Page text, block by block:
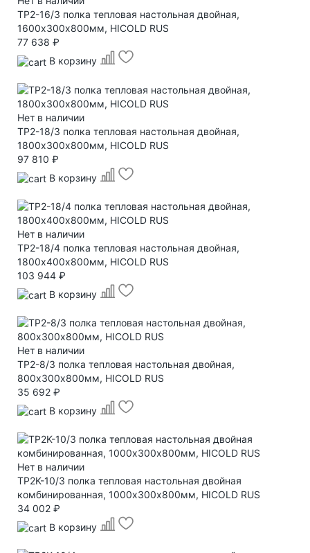
TP2-16/3 полка тепловая настольная двойная,
1600х300х800мм, HICOLD RUS
77 638 ₽
В корзину
Нет в наличии
TP2-18/3 полка тепловая настольная двойная,
1800х300х800мм, HICOLD RUS
97 810 ₽
В корзину
Нет в наличии
TP2-18/4 полка тепловая настольная двойная,
1800х400х800мм, HICOLD RUS
103 944 ₽
В корзину
Нет в наличии
TP2-8/3 полка тепловая настольная двойная,
800х300х800мм, HICOLD RUS
35 692 ₽
В корзину
Нет в наличии
TP2K-10/3 полка тепловая настольная двойная
комбинированная, 1000х300х800мм, HICOLD RUS
34 002 ₽
В корзину